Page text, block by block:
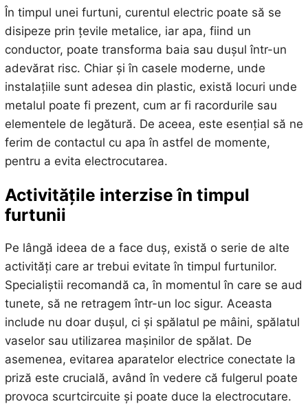
În timpul unei furtuni, curentul electric poate să se
disipeze prin țevile metalice, iar apa, fiind un
conductor, poate transforma baia sau dușul într-un
adevărat risc. Chiar și în casele moderne, unde
instalațiile sunt adesea din plastic, există locuri unde
metalul poate fi prezent, cum ar fi racordurile sau
elementele de legătură. De aceea, este esențial să ne
ferim de contactul cu apa în astfel de momente,
pentru a evita electrocutarea.
Activitățile interzise în timpul
furtunii
Pe lângă ideea de a face duș, există o serie de alte
activități care ar trebui evitate în timpul furtunilor.
Specialiștii recomandă ca, în momentul în care se aud
tunete, să ne retragem într-un loc sigur. Aceasta
include nu doar dușul, ci și spălatul pe mâini, spălatul
vaselor sau utilizarea mașinilor de spălat. De
asemenea, evitarea aparatelor electrice conectate la
priză este crucială, având în vedere că fulgerul poate
provoca scurtcircuite și poate duce la electrocutare.